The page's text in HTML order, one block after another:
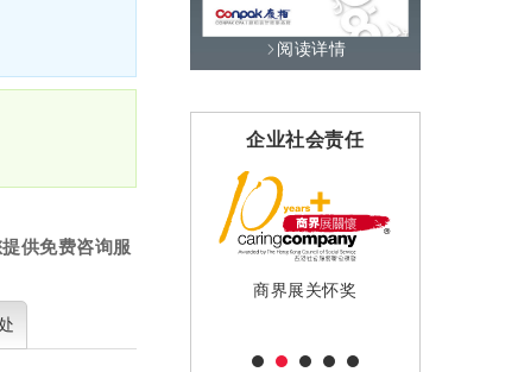
供免费咨询服
阅读详情
企业社会责任
商界展关怀奖